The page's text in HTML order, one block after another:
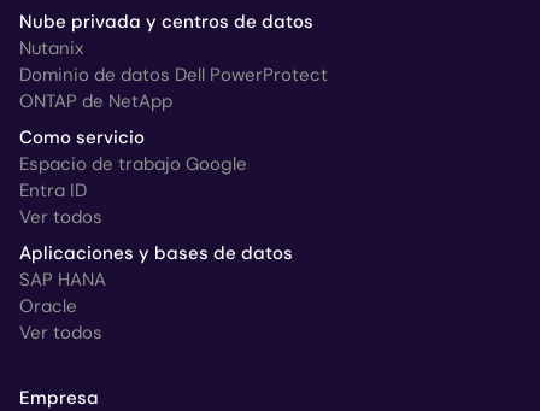
Nube privada y centros de datos
Nutanix
Dominio de datos Dell PowerProtect
ONTAP de NetApp
Como servicio
Espacio de trabajo Google
Entra ID
Ver todos
Aplicaciones y bases de datos
SAP HANA
Oracle
Ver todos
Empresa